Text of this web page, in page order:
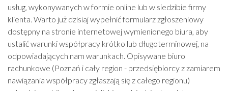
usług, wykonywanych w formie online lub w siedzibie firmy
klienta. Warto już dzisiaj wypełnić formularz zgłoszeniowy
dostępny na stronie internetowej wymienionego biura, aby
ustalić warunki współpracy krótko lub długoterminowej, na
odpowiadających nam warunkach. Opisywane biuro
rachunkowe (Poznań i cały region - przedsiębiorcy z zamiarem
nawiązania współpracy zgłaszają się z całego regionu)